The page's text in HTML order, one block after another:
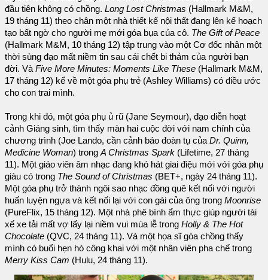
đầu tiên không có chồng. Long Lost Christmas (Hallmark M&M,
19 tháng 11) theo chân một nhà thiết kế nội thất đang lên kế hoạch
tạo bất ngờ cho người mẹ mới góa bụa của cô. The Gift of Peace
(Hallmark M&M, 10 tháng 12) tập trung vào một Cơ đốc nhân một
thời sùng đạo mất niềm tin sau cái chết bi thảm của người bạn
đời. Và Five More Minutes: Moments Like These (Hallmark M&M,
17 tháng 12) kể về một góa phụ trẻ (Ashley Williams) có điều ước
cho con trai mình.
Trong khi đó, một góa phụ ủ rũ (Jane Seymour), đạo diễn hoạt
cảnh Giáng sinh, tìm thấy màn hai cuộc đời với nam chính của
chương trình (Joe Lando, cần cảnh báo đoàn tụ của Dr. Quinn,
Medicine Woman) trong A Christmas Spark (Lifetime, 27 tháng
11). Một giáo viên âm nhạc đang khó hát giai điệu mới với góa phụ
giàu có trong The Sound of Christmas (BET+, ngày 24 tháng 11).
Một góa phụ trở thành ngôi sao nhạc đồng quê kết nối với người
huấn luyện ngựa và kết nối lại với con gái của ông trong Moonrise
(PureFlix, 15 tháng 12). Một nhà phê bình ẩm thực giúp người tài
xế xe tải mất vợ lấy lại niềm vui mùa lễ trong Holly & The Hot
Chocolate (QVC, 24 tháng 11). Và một họa sĩ góa chồng thấy
mình có buổi hẹn hò công khai với một nhân viên pha chế trong
Merry Kiss Cam (Hulu, 24 tháng 11).